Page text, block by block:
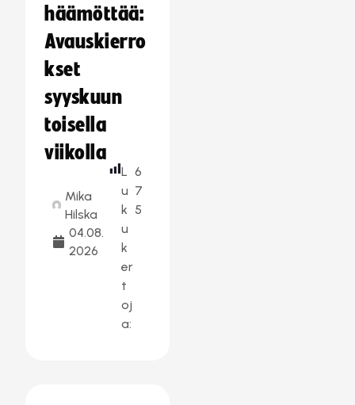
häämöttää:
Avauskierro
kset
syyskuun
toisella
viikolla
Mika
Hilska
04.08.
2026
L
u
k
u
k
er
t
oj
a:
6
7
5